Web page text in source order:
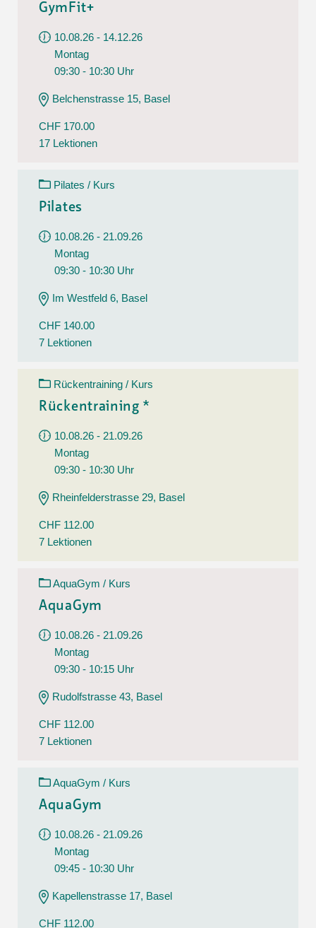
GymFit+
10.08.26 - 14.12.26
Montag
09:30 - 10:30 Uhr
Belchenstrasse 15, Basel
CHF 170.00
17 Lektionen
Pilates / Kurs
Pilates
10.08.26 - 21.09.26
Montag
09:30 - 10:30 Uhr
Im Westfeld 6, Basel
CHF 140.00
7 Lektionen
Rückentraining / Kurs
Rückentraining *
10.08.26 - 21.09.26
Montag
09:30 - 10:30 Uhr
Rheinfelderstrasse 29, Basel
CHF 112.00
7 Lektionen
AquaGym / Kurs
AquaGym
10.08.26 - 21.09.26
Montag
09:30 - 10:15 Uhr
Rudolfstrasse 43, Basel
CHF 112.00
7 Lektionen
AquaGym / Kurs
AquaGym
10.08.26 - 21.09.26
Montag
09:45 - 10:30 Uhr
Kapellenstrasse 17, Basel
CHF 112.00